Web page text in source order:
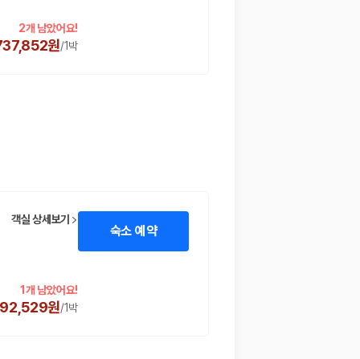
2개 남았어요!
원/1박
객실 상세보기
1개 남았어요!
원/1박
숙소 예약